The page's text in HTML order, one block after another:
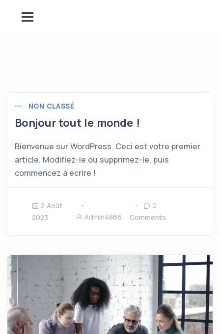
NON CLASSÉ
Bonjour tout le monde !
Bienvenue sur WordPress. Ceci est votre premier
article. Modifiez-le ou supprimez-le, puis
commencez à écrire !
2 Août
2023
Admin4866
0
Comments